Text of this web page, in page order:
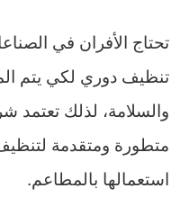
تحتاج الأفران في
تنظيف دوري لكي يتم
والسلامة، لذلك تعتمد
متطورة ومتقدمة لتنظيف
استعمالها بالمطاعم.